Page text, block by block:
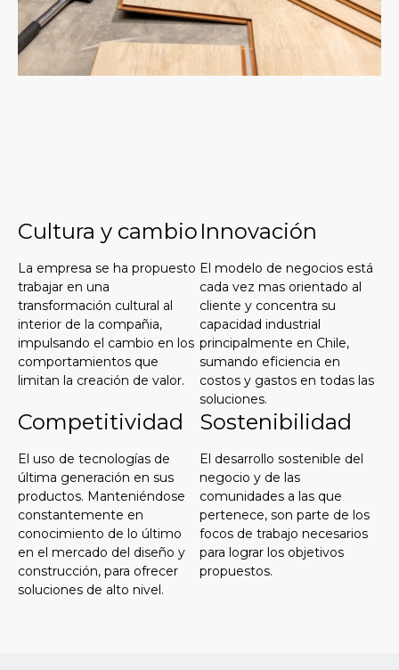
Cultura y cambio
La empresa se ha propuesto
trabajar en una
transformación cultural al
interior de la compañia,
impulsando el cambio en los
comportamientos que
limitan la creación de valor.
Innovación
El modelo de negocios está
cada vez mas orientado al
cliente y concentra su
capacidad industrial
principalmente en Chile,
sumando eficiencia en
costos y gastos en todas las
soluciones.
Competitividad
El uso de tecnologías de
última generación en sus
productos. Manteniéndose
constantemente en
conocimiento de lo último
en el mercado del diseño y
construcción, para ofrecer
soluciones de alto nivel.
Sostenibilidad
El desarrollo sostenible del
negocio y de las
comunidades a las que
pertenece, son parte de los
focos de trabajo necesarios
para lograr los objetivos
propuestos.